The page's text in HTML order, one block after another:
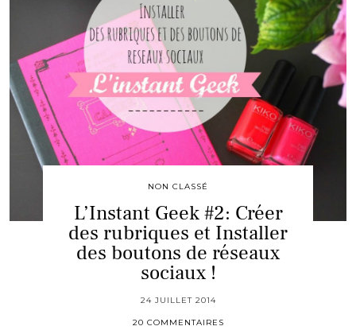
NON CLASSÉ
L’Instant Geek #2: Créer
des rubriques et Installer
des boutons de réseaux
sociaux !
24 JUILLET 2014
20 COMMENTAIRES